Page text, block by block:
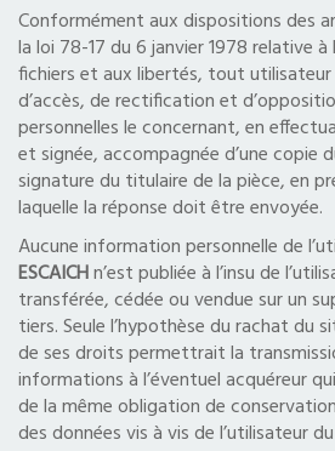
Conformément aux dispositions des
la loi 78-17 du 6 janvier 1978 relative
fichiers et aux libertés, tout utilisateur
d’accès, de rectification et
personnelles le concernant, en
et signée, accompagnée d’une copie
signature du titulaire de la pièce, en
laquelle la réponse doit être envoyée.
Aucune information personnelle de
ESCAICHn’est publiée à l’insu de
transférée, cédée ou vendue sur un
tiers. Seule l’hypothèse du rachat du
de ses droits permettrait la
informations à l’éventuel acquéreur
de la même obligation de
des données vis à vis de l’utilisateur